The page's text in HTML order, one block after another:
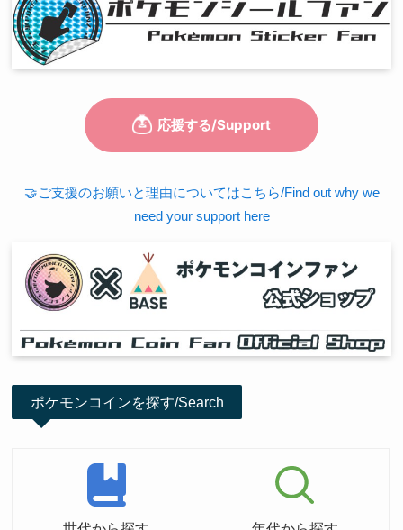
🤝ご支援のお願いと理由についてはこちら/Find out why we
need your support here
ポケモンコインを探す/Search